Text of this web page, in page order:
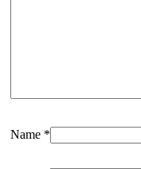
Name *